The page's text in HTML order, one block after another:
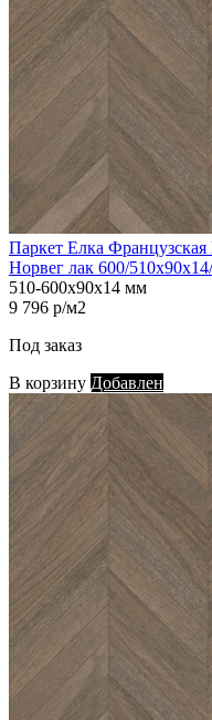
Паркет Елка
Норвег лак 600/
510-600х90х14 мм
9 796 р/м2
Под заказ
В корзину Добавлен